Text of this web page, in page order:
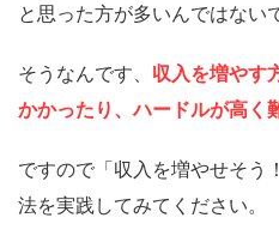
と思った方が多いんではない
そうなんです、 収入を増やす
かかったり、ハードルが高く
ですので「収入を増やせそう
法を実践してみてください。